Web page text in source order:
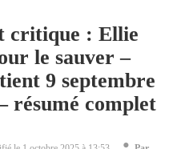
critique : Ellie
le sauver –
9 septembre
résumé complet